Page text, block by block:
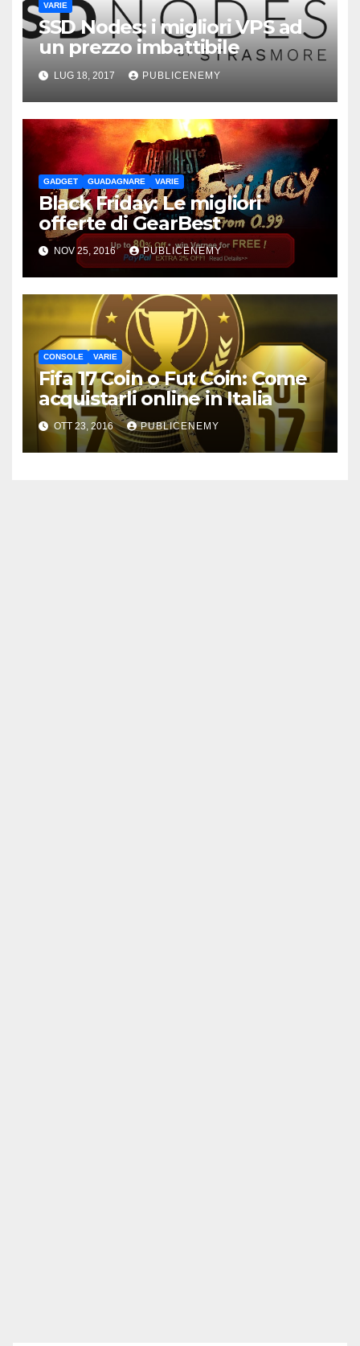
VARIE
SSD Nodes: i migliori VPS ad
un prezzo imbattibile
LUG 18, 2017 PUBLICENEMY
GADGET GUADAGNARE VARIE
Black Friday: Le migliori
offerte di GearBest
NOV 25, 2016 PUBLICENEMY
CONSOLE VARIE
Fifa 17 Coin o Fut Coin: Come
acquistarli online in Italia
OTT 23, 2016 PUBLICENEMY